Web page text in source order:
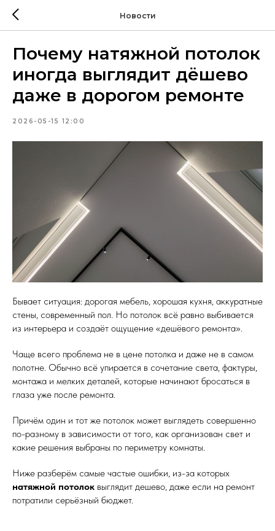
Новости
Почему натяжной потолок
иногда выглядит дёшево
даже в дорогом ремонте
2026-05-15 12:00
Бывает ситуация: дорогая мебель, хорошая кухня, аккуратные
стены, современный пол. Но потолок всё равно выбивается
из интерьера и создаёт ощущение «дешёвого ремонта».
Чаще всего проблема не в цене потолка и даже не в самом
полотне. Обычно всё упирается в сочетание света, фактуры,
монтажа и мелких деталей, которые начинают бросаться в
глаза уже после ремонта.
Причём один и тот же потолок может выглядеть совершенно
по-разному в зависимости от того, как организован свет и
какие решения выбраны по периметру комнаты.
Ниже разберём самые частые ошибки, из-за которых
натяжной потолок выглядит дешево, даже если на ремонт
потратили серьёзный бюджет.